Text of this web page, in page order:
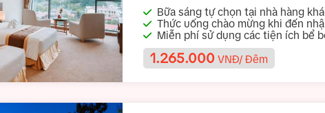
Bữa sáng tự chọn tại nhà hàng
Thức uống chào mừng khi đến
Miễn phí sử dụng các tiện ích bể
em trong nhà
1.265.000 VNĐ/ Đêm